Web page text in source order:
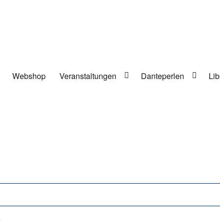
Webshop Veranstaltungen Danteperlen